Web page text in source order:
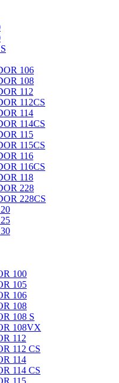
106
108
112
112CS
114
114CS
115
115CS
116
116CS
118
228
228CS
100
105
106
108
108 S
108VX
112
112 CS
114
114 CS
115